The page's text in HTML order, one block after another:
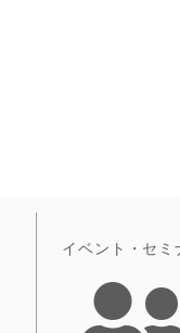
イベント・セミ